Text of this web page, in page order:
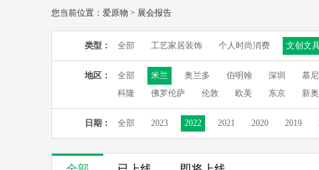
您当前位置： 爱原物 > 展会报告
类型： 全部 工艺家居装饰 个人时尚消费 文创文
地区： 全部 米兰 奥兰多 伯明翰 深圳 慕
科隆
佛罗伦萨 伦敦 欧美 东京 新
日期： 全部 2023 2022 2021 2020 2019